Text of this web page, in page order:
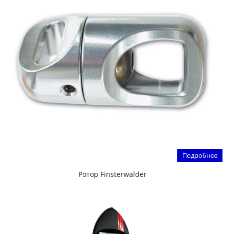
Подробнее
Ротор Finsterwalder